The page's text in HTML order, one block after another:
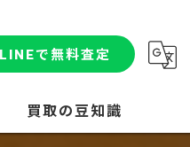
LINEで無料査定
買取の豆知識